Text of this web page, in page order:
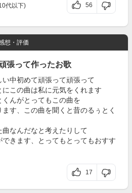
代以下)
56
想・評価
張って作ったお歌
中初めて頑張って頑張って
この曲は私に元気をくれます
んがとってもこの曲を
す、この曲を聞くと昔のるぅとく
なんだなと考えたりして
きます、とってもとってもおすす
17